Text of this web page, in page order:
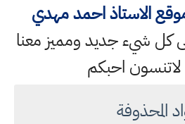
الاستاذ احمد مهدي
شيء جديد ومميز معنا
احبكم
المحذوفة